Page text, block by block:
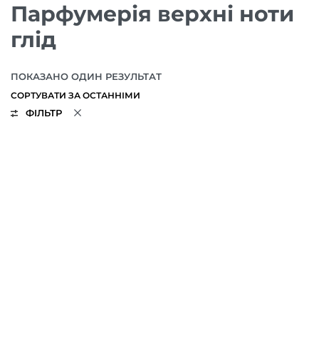
Парфумерія верхні ноти
глід
ПОКАЗАНО ОДИН РЕЗУЛЬТАТ
ФІЛЬТР